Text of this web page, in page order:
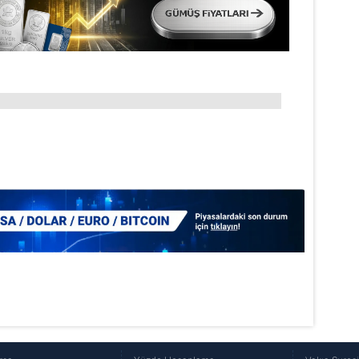
yer alan panel vasıtasıyla belirleyebilirsiniz. Çerezlere
Metnimiziziyaret edebilirsiniz.
çerezlerle ilgili bilgi almak için lütfentıklayınız.